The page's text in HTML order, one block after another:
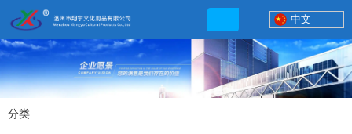
中文
分类